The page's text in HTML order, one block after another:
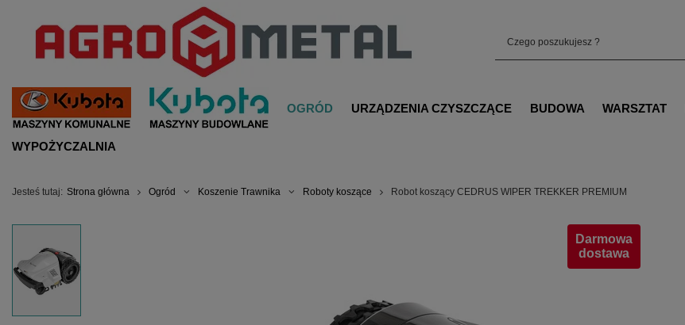
OGRÓD URZĄDZENIA CZYSZCZĄCE BUDOWA WARSZTAT
WYPOŻYCZALNIA
Jesteś tutaj: Strona główna Ogród Koszenie Trawnika Roboty koszące Robot koszący CEDRUS WIPER TREKKER PREMIUM
Darmowa
dostawa